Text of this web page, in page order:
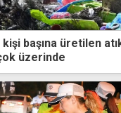
kişi başına üretilen
üzerinde